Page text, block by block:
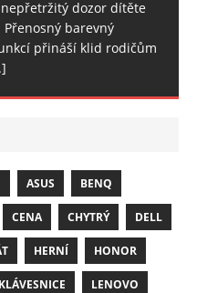
dozor dítěte
barevný
přináší klid rodičům
ASUS BENQ
CENA CHYTRÝ DELL
HERNÍ HONOR
KLÁVESNICE LENOVO